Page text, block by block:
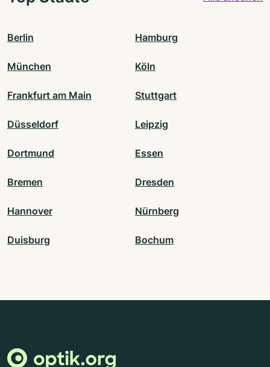
Berlin Hamburg
München Köln
Frankfurt am Main Stuttgart
Düsseldorf Leipzig
Dortmund Essen
Bremen Dresden
Hannover Nürnberg
Duisburg Bochum